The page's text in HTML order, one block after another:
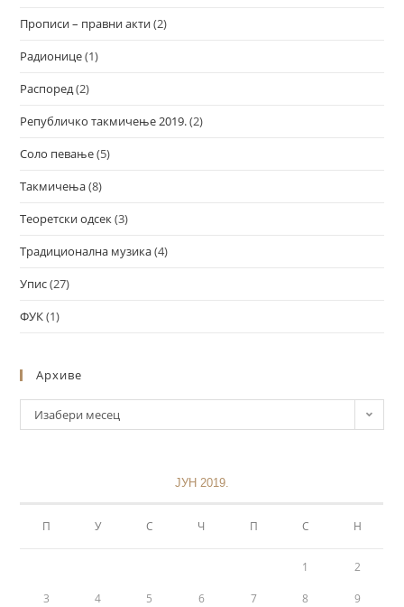
Прописи – правни акти(2)
Радионице(1)
Распоред(2)
Републичко такмичење 2019.(2)
Соло певање(5)
Такмичења(8)
Теоретски одсек(3)
Традиционална музика(4)
Упис(27)
ФУК(1)
Архиве
Изабери месец
ЈУН 2019.
П У С Ч П С Н
1 2
3 4 5 6 7 8 9